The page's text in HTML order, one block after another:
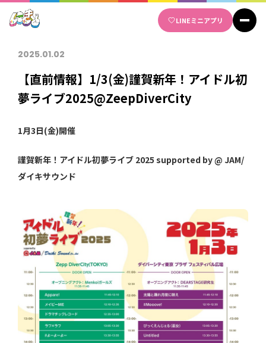
LINEミニアプリ
2025.01.02
【直前情報】1/3(金)謹賀新年！アイドル初
夢ライブ2025@ZeepDiverCity
1月3日(金)開催
謹賀新年！アイドル初夢ライブ 2025 supported by @ JAM/
ダイキサウンド